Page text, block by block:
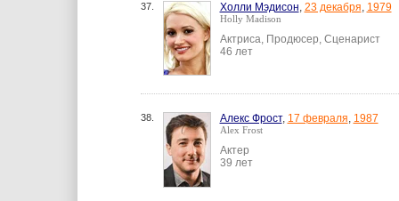
37. Холли Мэдисон, 23 декабря, 1979
Holly Madison
Актриса, Продюсер, Сценарист
46 лет
38. Алекс Фрост, 17 февраля, 1987
Alex Frost
Актер
39 лет